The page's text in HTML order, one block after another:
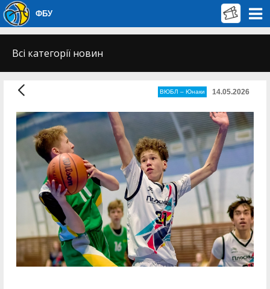
ФБУ
Всі категорії новин
ВЮБЛ – Юнаки 14.05.2026